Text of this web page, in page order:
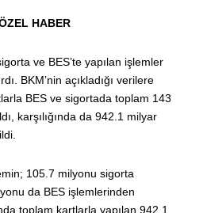
HABER
ve BES’te yapılan işlemler
BKM’nin açıkladığı verilere
BES ve sigortada toplam 143
karşılığında da 942.1 milyar
105.7 milyonu sigorta
da BES işlemlerinden
toplam kartlarla yapılan 942.1